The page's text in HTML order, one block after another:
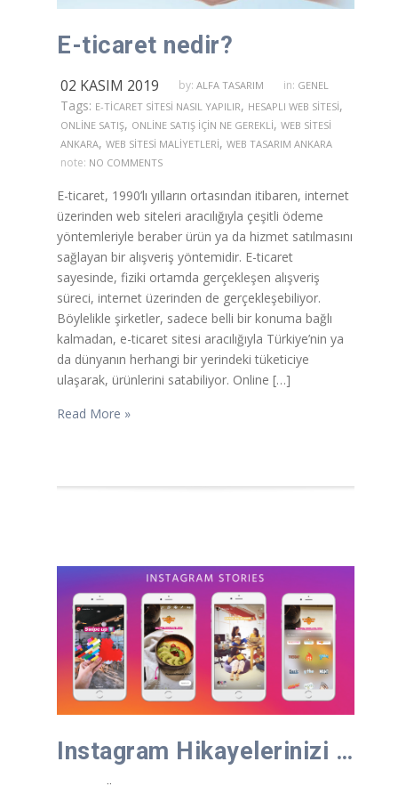
E-ticaret nedir?
02 KASIM 2019 by: ALFA TASARIM in: GENEL
Tags: E-TICARET SITESI NASIL YAPILIR, HESAPLI WEB SITESI,
ONLINE SATIŞ, ONLINE SATIŞ IÇIN NE GEREKLI, WEB SITESI
ANKARA, WEB SITESI MALIYETLERI, WEB TASARIM ANKARA
note: NO COMMENTS
E-ticaret, 1990’lı yılların ortasından itibaren, internet
üzerinden web siteleri aracılığıyla çeşitli ödeme
yöntemleriyle beraber ürün ya da hizmet satılmasını
sağlayan bir alışveriş yöntemidir. E-ticaret
sayesinde, fiziki ortamda gerçekleşen alışveriş
süreci, internet üzerinden de gerçekleşebiliyor.
Böylelikle şirketler, sadece belli bir konuma bağlı
kalmadan, e-ticaret sitesi aracılığıyla Türkiye’nin ya
da dünyanın herhangi bir yerindeki tüketiciye
ulaşarak, ürünlerini satabiliyor. Online […]
Read More »
Instagram Hikayelerinizi kullanarak ürün satışınızı arttırma?